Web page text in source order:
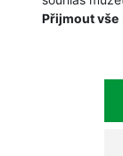
Přijmout vše